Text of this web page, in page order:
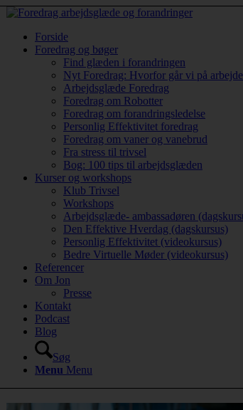
Forside
Foredrag og bøger
Find glæden i forandringen
Nyt Foredrag: Hvorfor går vi på
Arbejdsglæde Foredrag
Foredrag om Robotter
Foredrag om forandringsledelse
Personlig Effektivitet foredrag
Foredrag om vaner og vanebrud
Fra stress til trivsel
Bog: 100 tips til arbejdsglæden
Kurser og workshops
Klub Trivsel
Workshops
Arbejdsglæde- ambassadøren
Den Effektive Hverdag (dagskursus)
Personlig Effektivitet (videokursus)
Bedre Virtuelle Møder (videokursus)
Referencer
Om Jon
Presse
Kontakt
Podcast
Blog
Søg
Menu Menu